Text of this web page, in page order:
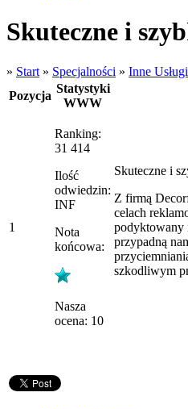
Skuteczne i
» Start » Specjalności » Inne Usługi
Pozycja
Statystyki
WWW
1
Ranking:
31 414
Ilość
odwiedzin:
INF
Nota
końcowa:
Nasza
ocena: 10
Skuteczne i
Z firmą
celach
podyktowany
przypadną
szkodliwym